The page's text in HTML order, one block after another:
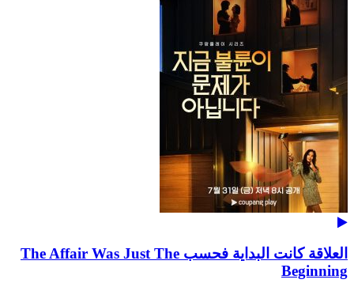
العلاقة كانت البداية فحسب The Affair Was Just The
Beginning